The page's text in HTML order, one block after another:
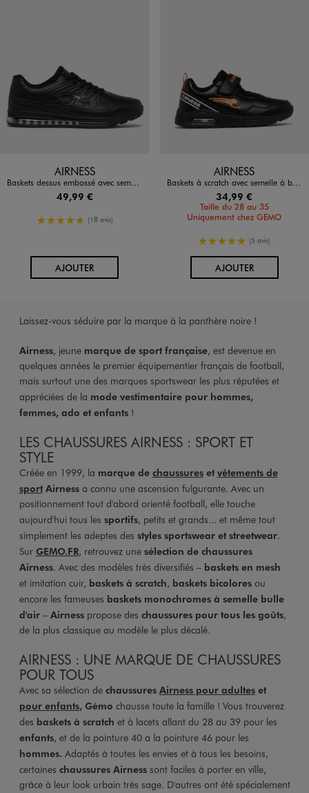
Disponible en 1 coloris
AIRNESS
Baskets dessus embossé avec semelle bulle d’air homme - Airness
49,99 €
5/5 de moyenne
(18 avis)
AJOUTERAU PANIER
Disponible en 1 coloris
AIRNESS
Baskets à scratch avec semelle à bulle d’air garçon - Airness
34,99 €
Taille du 28 au 35
Uniquement chez GEMO
5/5 de moyenne
(5 avis)
AJOUTERAU PANIER
Laissez-vous séduire par la marque à la panthère noire !
Airness, jeune marque de sport française, est devenue en
quelques années le premier équipementier français de football,
mais surtout une des marques sportswear les plus réputées et
appréciées de la mode vestimentaire pour hommes,
femmes, ado et enfants!
LES CHAUSSURES AIRNESS : SPORT ET
STYLE
Créée en 1999, la marque de chaussureset vêtements de
sport Airnessa connu une ascension fulgurante. Avec un
positionnement tout d'abord orienté football, elle touche
aujourd'hui tous les sportifs, petits et grands... et même tout
simplement les adeptes des styles sportswear et streetwear.
Sur GEMO.FR, retrouvez une sélection de chaussures
Airness. Avec des modèles très diversifiés – baskets en mesh
et imitation cuir, baskets à scratch, baskets bicoloresou
encore les fameuses baskets monochromes à semelle bulle
d'air– Airnesspropose des chaussures pour tous les goûts,
de la plus classique au modèle le plus décalé.
AIRNESS : UNE MARQUE DE CHAUSSURES
POUR TOUS
Avec sa sélection de chaussures Airness pour adulteset
pour enfants, Gémo chausse toute la famille ! Vous trouverez
des baskets à scratch et à lacets allant du 28 au 39 pour les
enfants, et de la pointure 40 a la pointure 46 pour les
hommes. Adaptés à toutes les envies et à tous les besoins,
certaines chaussures Airnesssont faciles à porter en ville,
grâce à leur look urbain très sage. D'autres ont été spécialement